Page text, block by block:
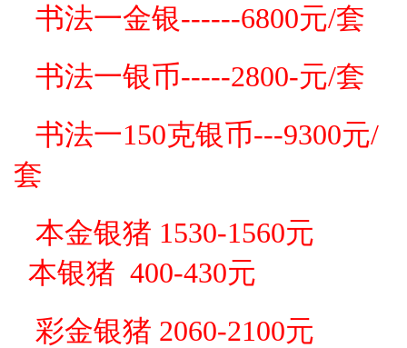
书法一金银------6800元/套
书法一银币-----2800-元/套
书法一150克银币---9300元/
套
本金银猪 1530-1560元
本银猪 400-430元
彩金银猪 2060-2100元